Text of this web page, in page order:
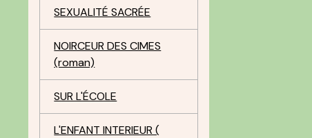
SEXUALITÉ SACRÉE
NOIRCEUR DES CIMES
(roman)
SUR L'ÉCOLE
L'ENFANT INTERIEUR (